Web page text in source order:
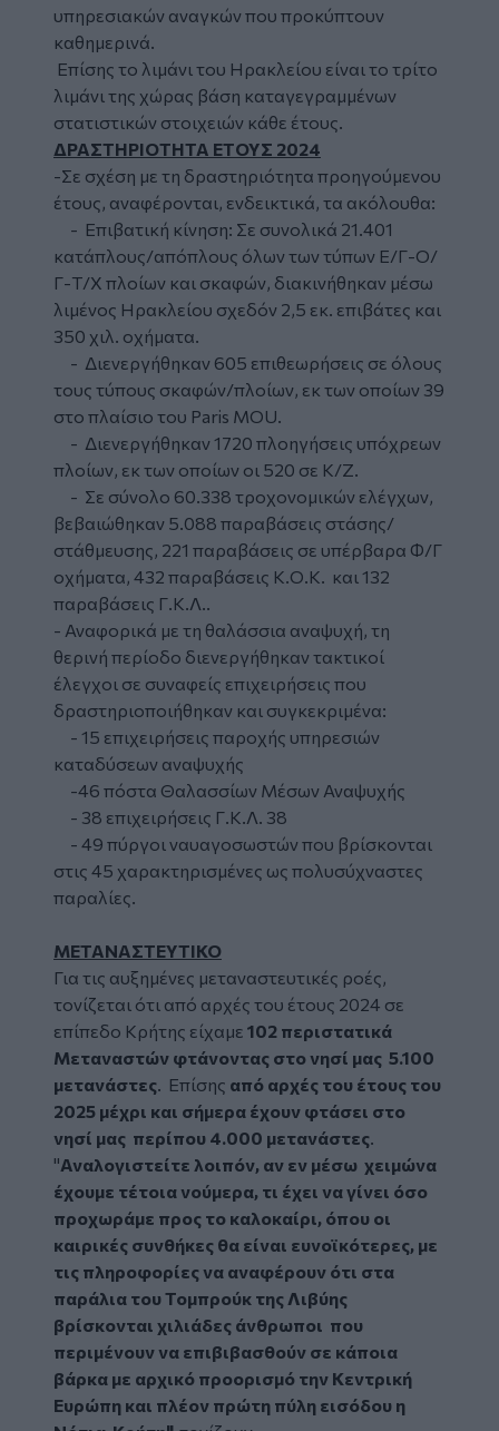
υπηρεσιακών αναγκών που προκύπτουν
καθημερινά.
Επίσης το λιμάνι του Ηρακλείου είναι το τρίτο
λιμάνι της χώρας βάση καταγεγραμμένων
στατιστικών στοιχειών κάθε έτους.
ΔΡΑΣΤΗΡΙΟΤΗΤΑ ΕΤΟΥΣ 2024
-Σε σχέση με τη δραστηριότητα προηγούμενου
έτους, αναφέρονται, ενδεικτικά, τα ακόλουθα:
- Επιβατική κίνηση: Σε συνολικά 21.401
κατάπλους/απόπλους όλων των τύπων Ε/Γ-Ο/
Γ-Τ/Χ πλοίων και σκαφών, διακινήθηκαν μέσω
λιμένος Ηρακλείου σχεδόν 2,5 εκ. επιβάτες και
350 χιλ. οχήματα.
- Διενεργήθηκαν 605 επιθεωρήσεις σε όλους
τους τύπους σκαφών/πλοίων, εκ των οποίων 39
στο πλαίσιο του Paris MOU.
- Διενεργήθηκαν 1720 πλοηγήσεις υπόχρεων
πλοίων, εκ των οποίων οι 520 σε Κ/Ζ.
- Σε σύνολο 60.338 τροχονομικών ελέγχων,
βεβαιώθηκαν 5.088 παραβάσεις στάσης/
στάθμευσης, 221 παραβάσεις σε υπέρβαρα Φ/Γ
οχήματα, 432 παραβάσεις Κ.Ο.Κ. και 132
παραβάσεις Γ.Κ.Λ..
- Αναφορικά με τη θαλάσσια αναψυχή, τη
θερινή περίοδο διενεργήθηκαν τακτικοί
έλεγχοι σε συναφείς επιχειρήσεις που
δραστηριοποιήθηκαν και συγκεκριμένα:
- 15 επιχειρήσεις παροχής υπηρεσιών
καταδύσεων αναψυχής
-46 πόστα Θαλασσίων Μέσων Αναψυχής
- 38 επιχειρήσεις Γ.Κ.Λ. 38
- 49 πύργοι ναυαγοσωστών που βρίσκονται
στις 45 χαρακτηρισμένες ως πολυσύχναστες
παραλίες.
ΜΕΤΑΝΑΣΤΕΥΤΙΚΟ
Για τις αυξημένες μεταναστευτικές ροές,
τονίζεται ότι από αρχές του έτους 2024 σε
επίπεδο Κρήτης είχαμε 102 περιστατικά
Μεταναστών φτάνοντας στο νησί μας 5.100
μετανάστες. Επίσης από αρχές του έτους του
2025 μέχρι και σήμερα έχουν φτάσει στο
νησί μας περίπου 4.000 μετανάστες.
"Αναλογιστείτε λοιπόν, αν εν μέσω χειμώνα
έχουμε τέτοια νούμερα, τι έχει να γίνει όσο
προχωράμε προς το καλοκαίρι, όπου οι
καιρικές συνθήκες θα είναι ευνοϊκότερες, με
τις πληροφορίες να αναφέρουν ότι στα
παράλια του Τομπρούκ της Λιβύης
βρίσκονται χιλιάδες άνθρωποι που
περιμένουν να επιβιβασθούν σε κάποια
βάρκα με αρχικό προορισμό την Κεντρική
Ευρώπη και πλέον πρώτη πύλη εισόδου η